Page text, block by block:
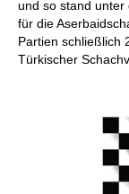
und so stand unter
für die
Partien schließlich
Türkischer